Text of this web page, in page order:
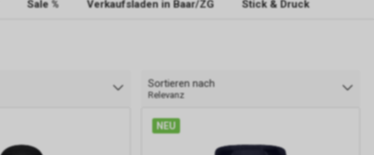
Sale % Verkaufsladen in Baar/ZG Stick & Druck
Sortieren nach
Relevanz
NEU